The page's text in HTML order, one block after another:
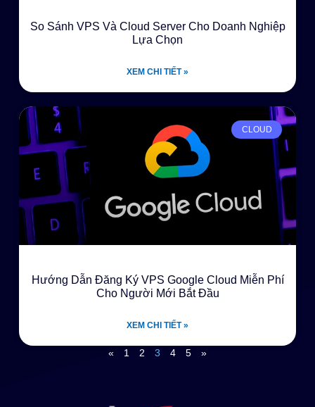
So Sánh VPS Và Cloud Server Cho Doanh Nghiệp
Lựa Chọn
XEM CHI TIẾT »
CLOUD
Hướng Dẫn Đăng Ký VPS Google Cloud Miễn Phí
Cho Người Mới Bắt Đầu
XEM CHI TIẾT »
« 1 2 3 4 5 »